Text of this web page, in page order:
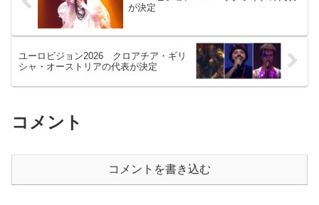
が決定
ユーロビジョン2026 クロアチア・ギリ
シャ・オーストリアの代表が決定
コメント
コメントを書き込む